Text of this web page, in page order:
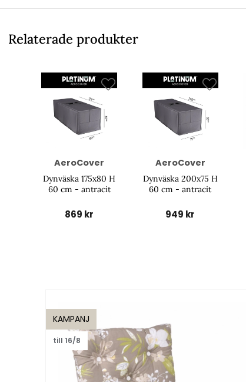
Relaterade produkter
AeroCover
Dynväska 175x80 H
60 cm - antracit
869 kr
AeroCover
Dynväska 200x75 H
60 cm - antracit
949 kr
KAMPANJ
till 16/8